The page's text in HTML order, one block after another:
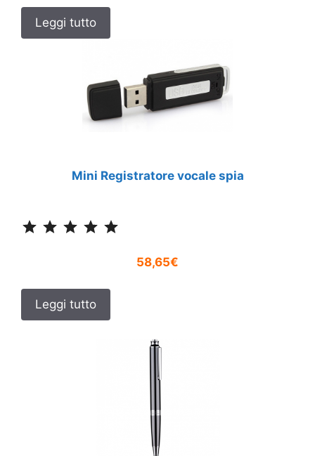
Leggi tutto
Mini Registratore vocale spia
58,65€
Leggi tutto